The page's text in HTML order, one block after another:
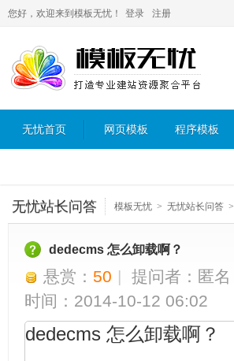
您好，欢迎来到模板无忧！ 登录 注册
无忧首页 网页模板 程序模板
无忧站长问答 模板无忧 > 无忧站长问答 >
dedecms 怎么卸载啊？
悬赏： 50 | 提问者：匿名
时间：2014-10-12 06:02
dedecms 怎么卸载啊？